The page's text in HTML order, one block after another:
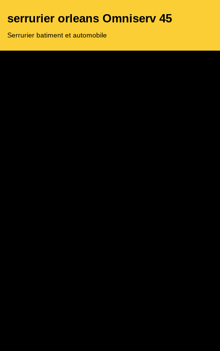
au
serrurier orleans Omniserv 45
Serrurier batiment et automobile